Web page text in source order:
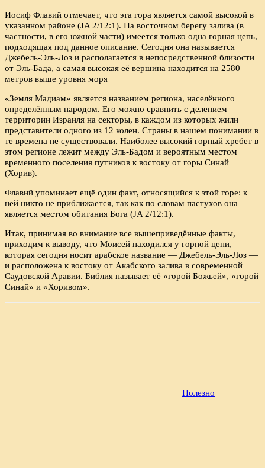
Иосиф Флавий отмечает, что эта гора является самой высокой в
указанном районе (JA 2/12:1). На восточном берегу залива (в
частности, в его южной части) имеется только одна горная цепь,
подходящая под данное описание. Сегодня она называется
Джебель-Эль-Лоз и располагается в непосредственной близости
от Эль-Бада, а самая высокая её вершина находится на 2580
метров выше уровня моря
«Земля Мадиам» является названием региона, населённого
определённым народом. Его можно сравнить с делением
территории Израиля на секторы, в каждом из которых жили
представители одного из 12 колен. Страны в нашем понимании в
те времена не существовали. Наиболее высокий горный хребет в
этом регионе лежит между Эль-Бадом и вероятным местом
временного поселения путников к востоку от горы Синай
(Хорив).
Флавий упоминает ещё один факт, относящийся к этой горе: к
ней никто не приближается, так как по словам пастухов она
является местом обитания Бога (JA 2/12:1).
Итак, принимая во внимание все вышеприведённые факты,
приходим к выводу, что Моисей находился у горной цепи,
которая сегодня носит арабское название — Джебель-Эль-Лоз —
и расположена к востоку от Акабского залива в современной
Саудовской Аравии. Библия называет её «горой Божьей», «горой
Синай» и «Хоривом».
Полезно